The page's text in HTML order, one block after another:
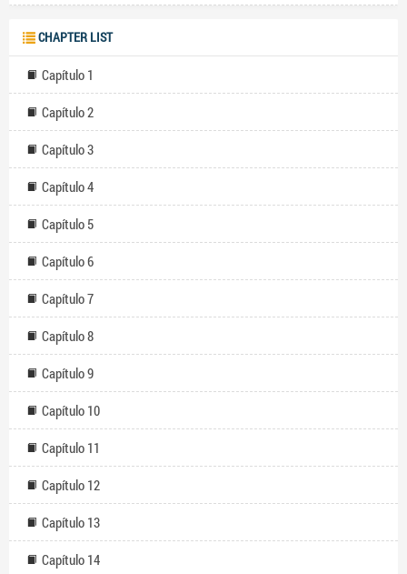
CHAPTER LIST
Capítulo 1
Capítulo 2
Capítulo 3
Capítulo 4
Capítulo 5
Capítulo 6
Capítulo 7
Capítulo 8
Capítulo 9
Capítulo 10
Capítulo 11
Capítulo 12
Capítulo 13
Capítulo 14